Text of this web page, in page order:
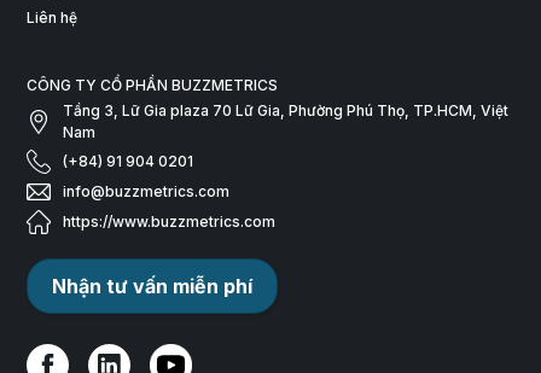
Liên hệ
CÔNG TY CỔ PHẦN BUZZMETRICS
Tầng 3, Lữ Gia plaza 70 Lữ Gia, Phường Phú Thọ, TP.HCM, Việt
Nam
(+84) 91 904 0201
info@buzzmetrics.com
https://www.buzzmetrics.com
Nhận tư vấn miễn phí